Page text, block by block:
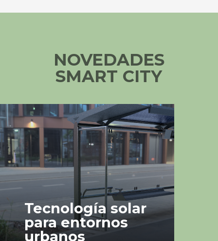
NOVEDADES
SMART CITY
Tecnología solar
para entornos
urbanos